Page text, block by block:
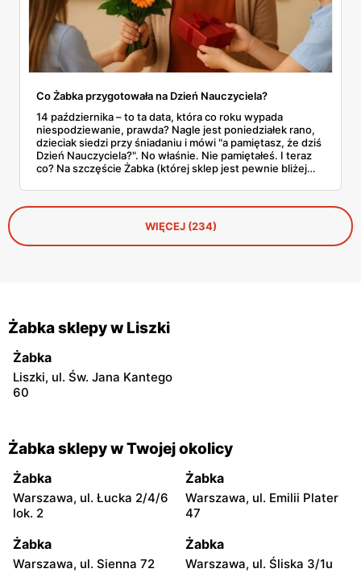
Co Żabka przygotowała na Dzień Nauczyciela?
14 października – to ta data, która co roku wypada
niespodziewanie, prawda? Nagle jest poniedziałek rano,
dzieciak siedzi przy śniadaniu i mówi "a pamiętasz, że dziś
Dzień Nauczyciela?". No właśnie. Nie pamiętałeś. I teraz
co? Na szczęście Żabka (której sklep jest pewnie bliżej
ofertę na tę okazję. Od Kit Kata za 7,50 zł po Ferrero za 33
złote. Sprawdzamy, co warto rzucić do koszyka, zanim
dotrze do ciebie, że znowu zapomniałeś o ważnym dniu.
WIĘCEJ (234)
Żabka sklepy w Liszki
Żabka
Liszki, ul. Św. Jana Kantego
60
Żabka sklepy w Twojej okolicy
Żabka
Warszawa, ul. Łucka 2/4/6
lok. 2
Żabka
Warszawa, ul. Emilii Plater
47
Żabka
Warszawa, ul. Sienna 72
Żabka
Warszawa, ul. Śliska 3/1u